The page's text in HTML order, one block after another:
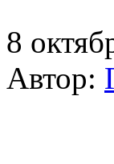
8
Автор: